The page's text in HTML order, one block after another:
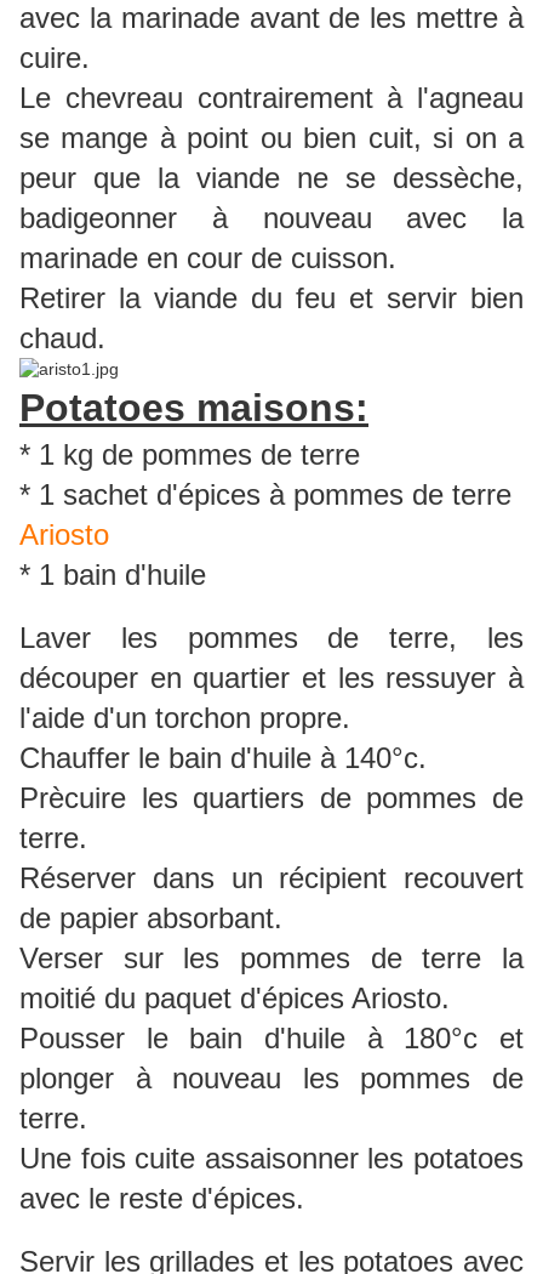
avec la marinade avant de les mettre à
cuire.
Le chevreau contrairement à l'agneau
se mange à point ou bien cuit, si on a
peur que la viande ne se dessèche,
badigeonner à nouveau avec la
marinade en cour de cuisson.
Retirer la viande du feu et servir bien
chaud.
Potatoes maisons:
* 1 kg de pommes de terre
* 1 sachet d'épices à pommes de terre
Ariosto
* 1 bain d'huile
Laver les pommes de terre, les
découper en quartier et les ressuyer à
l'aide d'un torchon propre.
Chauffer le bain d'huile à 140°c.
Prècuire les quartiers de pommes de
terre.
Réserver dans un récipient recouvert
de papier absorbant.
Verser sur les pommes de terre la
moitié du paquet d'épices Ariosto.
Pousser le bain d'huile à 180°c et
plonger à nouveau les pommes de
terre.
Une fois cuite assaisonner les potatoes
avec le reste d'épices.
Servir les grillades et les potatoes avec